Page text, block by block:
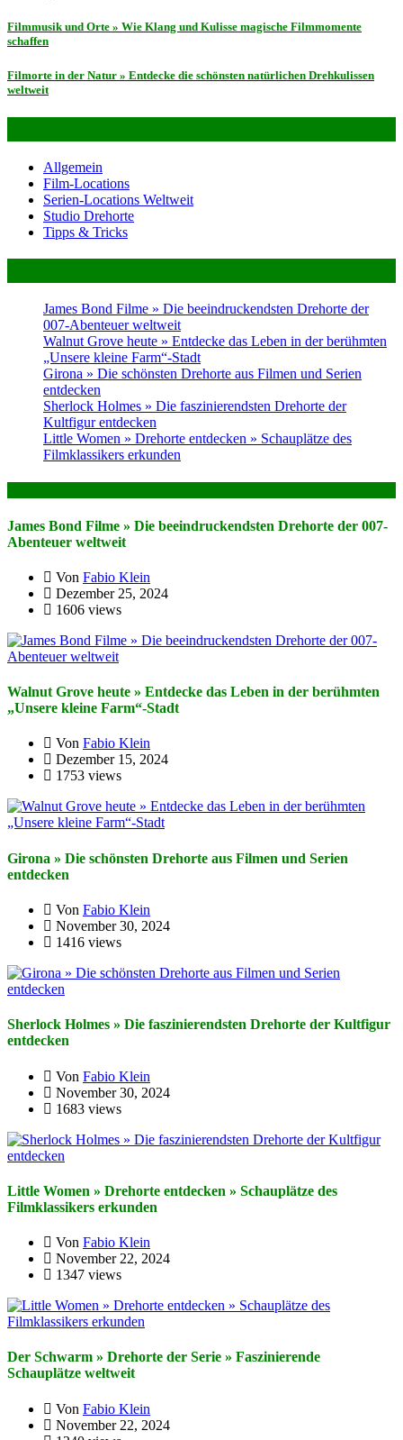
Beitragsnavigation
Filmmusik und Orte » Wie Klang und Kulisse magische Filmmomente
schaffen
Filmorte in der Natur » Entdecke die schönsten natürlichen Drehkulissen
weltweit
Allgemein
Film-Locations
Serien-Locations Weltweit
Studio Drehorte
Tipps & Tricks
James Bond Filme » Die beeindruckendsten Drehorte der
007-Abenteuer weltweit
Walnut Grove heute » Entdecke das Leben in der berühmten
„Unsere kleine Farm“-Stadt
Girona » Die schönsten Drehorte aus Filmen und Serien
entdecken
Sherlock Holmes » Die faszinierendsten Drehorte der
Kultfigur entdecken
Little Women » Drehorte entdecken » Schauplätze des
Filmklassikers erkunden
James Bond Filme » Die beeindruckendsten Drehorte der 007-
Abenteuer weltweit
Von Fabio Klein
Dezember 25, 2024
1606 views
Walnut Grove heute » Entdecke das Leben in der berühmten
„Unsere kleine Farm“-Stadt
Von Fabio Klein
Dezember 15, 2024
1753 views
Girona » Die schönsten Drehorte aus Filmen und Serien
entdecken
Von Fabio Klein
November 30, 2024
1416 views
Sherlock Holmes » Die faszinierendsten Drehorte der Kultfigur
entdecken
Von Fabio Klein
November 30, 2024
1683 views
Little Women » Drehorte entdecken » Schauplätze des
Filmklassikers erkunden
Von Fabio Klein
November 22, 2024
1347 views
Der Schwarm » Drehorte der Serie » Faszinierende
Schauplätze weltweit
Von Fabio Klein
November 22, 2024